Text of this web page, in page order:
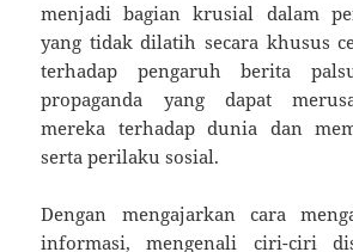
menjadi bagian krusial dalam
yang tidak dilatih secara khusus
terhadap pengaruh berita
propaganda yang dapat
mereka terhadap dunia dan
serta perilaku sosial.
Dengan mengajarkan cara
informasi, mengenali ciri-ciri